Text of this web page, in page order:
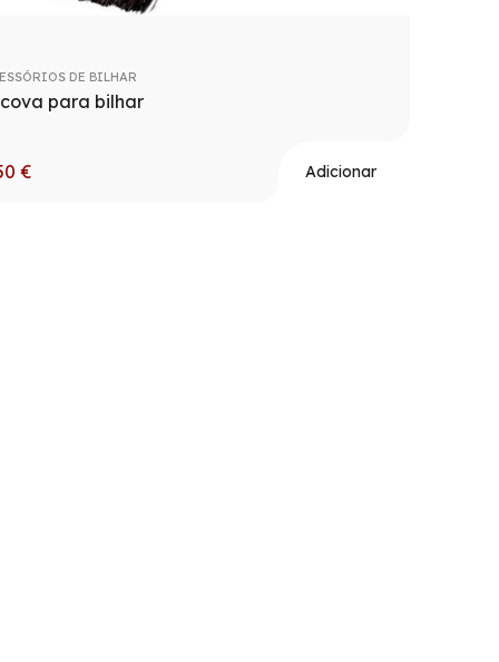
DE BILHAR
para bilhar
€ Adicionar